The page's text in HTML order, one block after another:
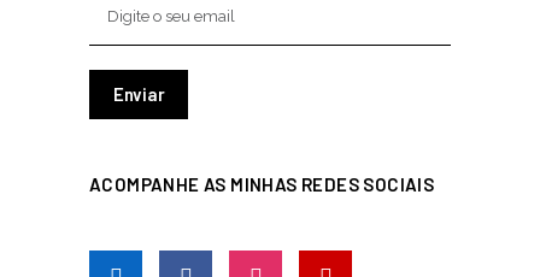
ACOMPANHE AS MINHAS REDES SOCIAIS